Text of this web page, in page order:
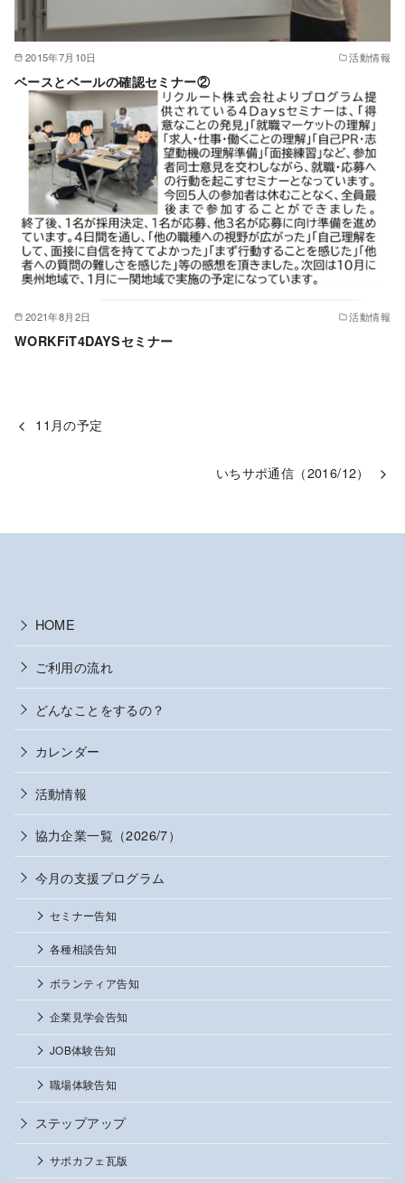
2015年7月10日 活動情報
ベースとベールの確認セミナー②
2021年8月2日 活動情報
WORKFiT4DAYSセミナー
11月の予定
いちサポ通信（2016/12）
HOME
ご利用の流れ
どんなことをするの？
カレンダー
活動情報
協力企業一覧（2026/7）
今月の支援プログラム
セミナー告知
各種相談告知
ボランティア告知
企業見学会告知
JOB体験告知
職場体験告知
ステップアップ
サポカフェ瓦版